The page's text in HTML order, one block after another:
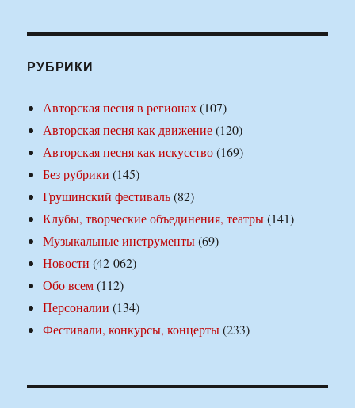
РУБРИКИ
Авторская песня в регионах(107)
Авторская песня как движение(120)
Авторская песня как искусство(169)
Без рубрики (145)
Грушинский фестиваль(82)
Клубы, творческие объединения, театры(141)
Музыкальные инструменты(69)
Новости (42 062)
Обо всем(112)
Персоналии (134)
Фестивали, конкурсы, концерты(233)